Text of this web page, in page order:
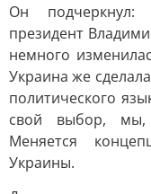
Он
президент
немного
Украина же
политического
свой выбор, мы,
Меняется
Украины.